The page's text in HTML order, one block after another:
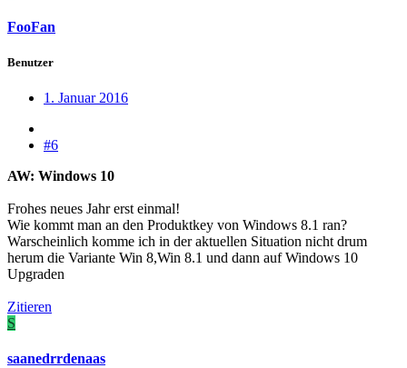
FooFan
Benutzer
1. Januar 2016
#6
AW: Windows 10
Frohes neues Jahr erst einmal!
Wie kommt man an den Produktkey von Windows 8.1 ran?
Warscheinlich komme ich in der aktuellen Situation nicht drum
herum die Variante Win 8,Win 8.1 und dann auf Windows 10
Upgraden
Zitieren
S
saanedrrdenaas